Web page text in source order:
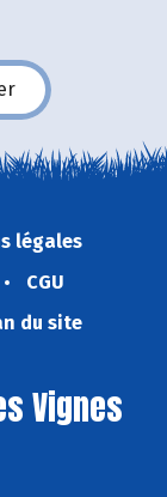
légales
CGU
du site
Vignes